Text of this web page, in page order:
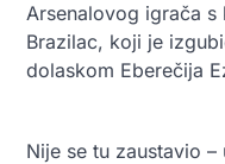
Arsenalovog igrača
Brazilac, koji je
dolaskom Eberečija
Nije se tu zaustavio